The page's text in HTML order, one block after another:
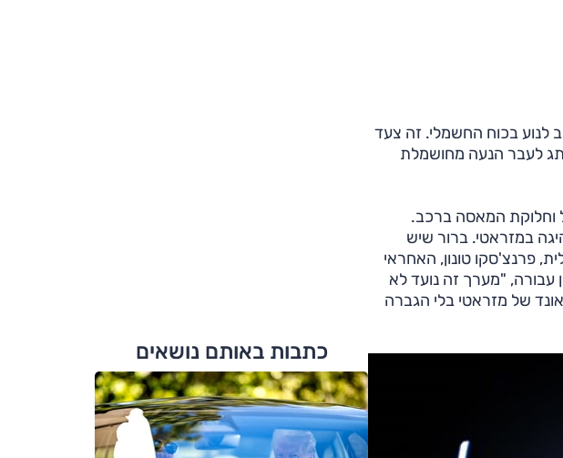
מאפשר לרכב לנוע בכוח החשמלי. זה צעד
לעבר הנעה מחושמלת
וחלוקת המאסה ברכב.
במזראטי. ברור שיש
פרנצ'סקו טונון, האחראי
עבורה, "מערך זה נועד לא
של מזראטי בלי הגברה
כתבות באותם נושאים